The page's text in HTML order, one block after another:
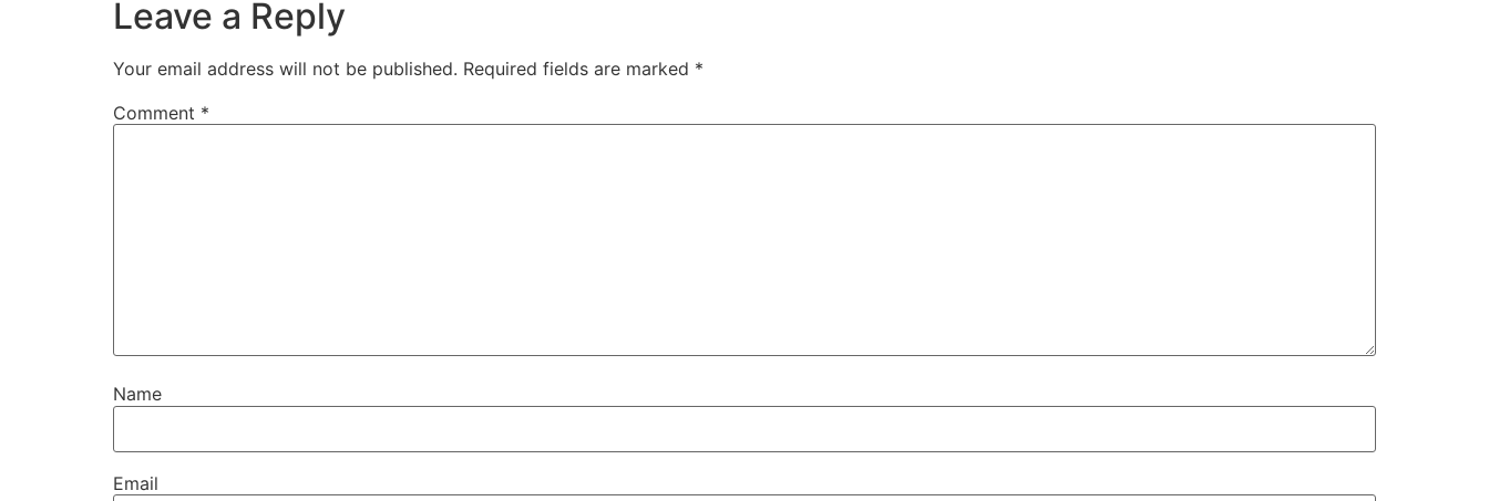
Leave a Reply
Your email address will not be published. Required fields are marked *
Comment *
Name
Email